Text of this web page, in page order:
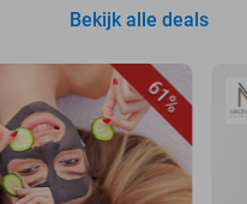
Bekijk alle deals
61%